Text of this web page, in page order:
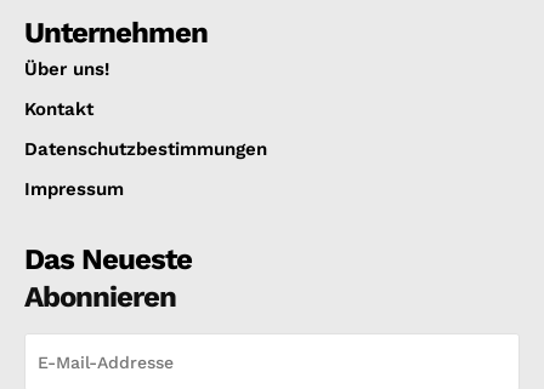
Unternehmen
Über uns!
Kontakt
Datenschutzbestimmungen
Impressum
Das Neueste
Abonnieren